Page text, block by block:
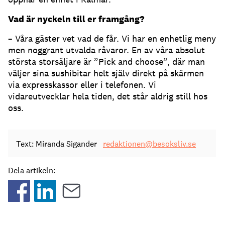
Vad är nyckeln till er framgång?
– Våra gäster vet vad de får. Vi har en enhetlig meny
men noggrant utvalda råvaror. En av våra absolut
största storsäljare är ”Pick and choose”, där man
väljer sina sushibitar helt själv direkt på skärmen
via expresskassor eller i telefonen. Vi
vidareutvecklar hela tiden, det står aldrig still hos
oss.
Text: Miranda Sigander redaktionen@besoksliv.se
Dela artikeln: